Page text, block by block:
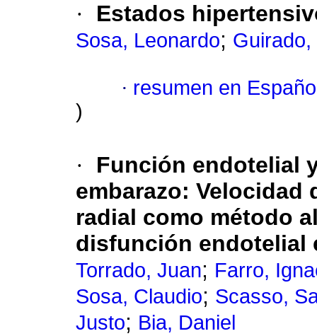
· Estados
Sosa, Leonardo;
· resumen en
)
·
Función endotelial
embarazo: Velocidad
radial como método
disfunción endotelial
Torrado, Juan; Farro,
Sosa, Claudio; Scasso,
Justo; Bia, Daniel